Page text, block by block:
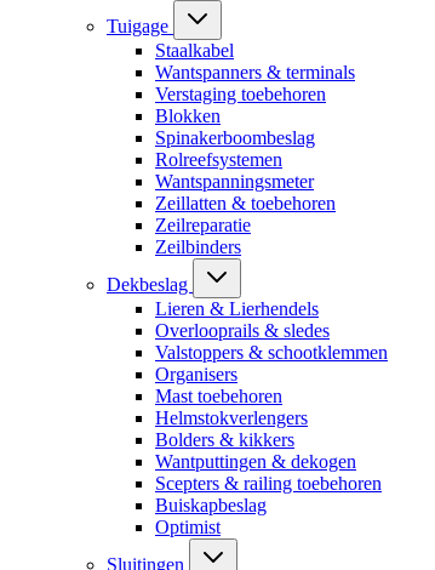
Tuigage
Staalkabel
Wantspanners & terminals
Verstaging toebehoren
Blokken
Spinakerboombeslag
Rolreefsystemen
Wantspanningsmeter
Zeillatten & toebehoren
Zeilreparatie
Zeilbinders
Dekbeslag
Lieren & Lierhendels
Overlooprails & sledes
Valstoppers & schootklemmen
Organisers
Mast toebehoren
Helmstokverlengers
Bolders & kikkers
Wantputtingen & dekogen
Scepters & railing toebehoren
Buiskapbeslag
Optimist
Sluitingen